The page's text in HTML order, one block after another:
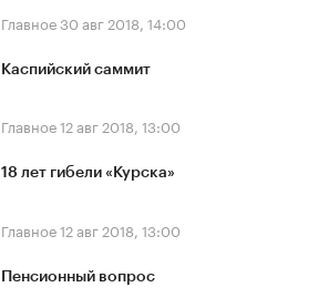
Главное30 авг 2018, 14:00
Каспийский саммит
Главное12 авг 2018, 13:00
18 лет гибели «Курска»
Главное12 авг 2018, 13:00
Пенсионный вопрос